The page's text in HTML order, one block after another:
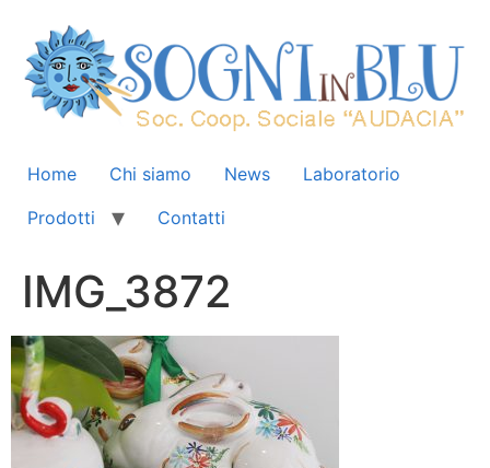
Home Chi siamo News
Laboratorio
Prodotti
Contatti
IMG_3872